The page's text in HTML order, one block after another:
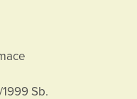
Sb.